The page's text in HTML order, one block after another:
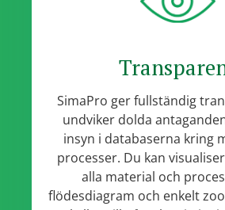
SimaPro ger fullständig
undviker dolda
insyn i databaserna kring
processer. Du kan
alla material och
flödesdiagram och enkelt